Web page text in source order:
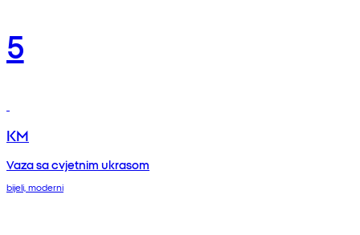
5
KM
Vaza sa cvjetnim ukrasom
bijeli, moderni